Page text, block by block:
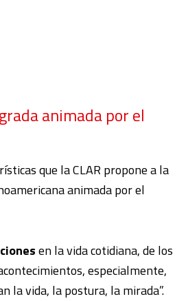
animada por el
que la CLAR propone a la
animada por el
en la vida cotidiana, de los
especialmente,
la vida, la postura, la mirada”.